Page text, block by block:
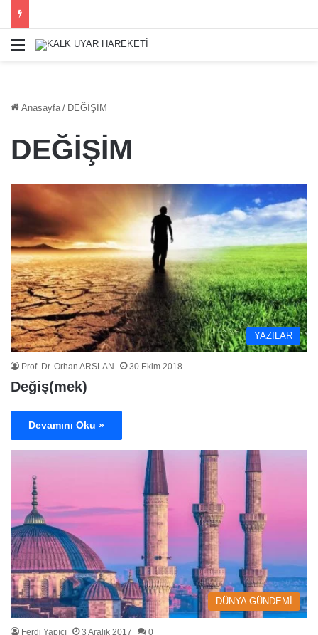
Menü
Anasayfa / DEĞİŞİM
DEĞİŞİM
YAZILAR
Prof. Dr. Orhan ARSLAN 30 Ekim 2018
Değiş(mek)
Devamını Oku »
DÜNYA GÜNDEMİ
Ferdi Yapıcı 3 Aralık 2017 0